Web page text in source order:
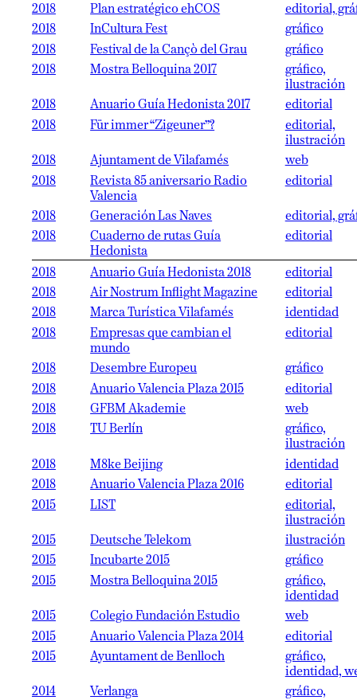
2018
Plan estratégico ehCOS
editorial,
2018
InCultura Fest
gráfico
2018
Festival de la Cançò del Grau
gráfico
2018
Mostra Belloquina 2017
gráfico,
ilustración
2018
Anuario Guía Hedonista 2017
editorial
2018
Für immer “Zigeuner”?
editorial,
ilustración
2018
Ajuntament de Vilafamés
web
2018
Revista 85 aniversario Radio
Valencia
editorial
2018 Generación Las Naves
editorial,
2018
Cuaderno de rutas Guía
Hedonista
editorial
2018 Anuario Guía Hedonista 2018
editorial
2018
Air Nostrum Inflight Magazine
editorial
2018
Marca Turística Vilafamés
identidad
2018
Empresas que cambian el
mundo
editorial
2018 Desembre Europeu
gráfico
2018
Anuario Valencia Plaza 2015
editorial
2018
GFBM Akademie
web
2018
TU Berlín
gráfico,
ilustración
2018
M8ke Beijing
identidad
2018
Anuario Valencia Plaza 2016
editorial
2015
LIST
editorial,
ilustración
2015
Deutsche Telekom
ilustración
2015
Incubarte 2015
gráfico
2015
Mostra Belloquina 2015
gráfico,
identidad
2015
Colegio Fundación Estudio
web
2015
Anuario Valencia Plaza 2014
editorial
2015
Ayuntament de Benlloch
gráfico,
identidad,
2014
Verlanga
gráfico,